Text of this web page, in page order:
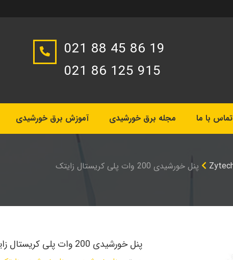
021 88 45 86 19
021 86 125 915
تماس با ما مجله برق خورشیدی آموزش برق خورشیدی
پنل خورشیدی 200 وات پلی کریستال زایتک
پنل خورشیدی 200 وات پلی کریستال زایتک